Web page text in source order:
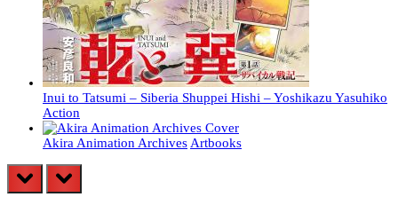
Inui to Tatsumi – Siberia Shuppei Hishi – Yoshikazu Yasuhiko
Action
Akira Animation Archives Artbooks
prev next